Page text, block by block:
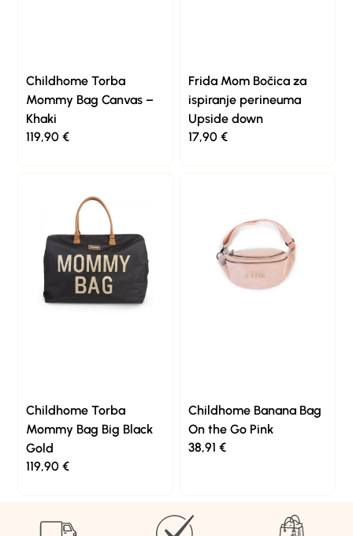
Childhome Torba
Mommy Bag Canvas –
Khaki
119,90€
Frida Mom Bočica za
ispiranje perineuma
Upside down
17,90 €
Childhome Torba
Mommy Bag Big Black
Gold
119,90€
Childhome Banana Bag
On the Go Pink
38,91 €